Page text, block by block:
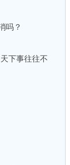
吗？
下事往往不